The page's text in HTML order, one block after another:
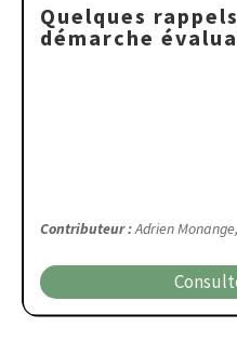
Quelques
démarche
Contributeur :Adrien